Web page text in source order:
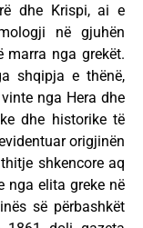
dhe Krispi, ai e
në gjuhën
marra nga grekët.
shqipja e thënë,
nga Hera dhe
dhe historike të
origjinën
shkencore aq
nga elita greke në
së përbashkët